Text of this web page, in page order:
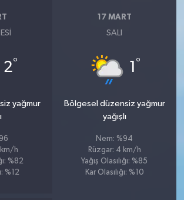
2°
yağmur
km/h
%82
%12
17 MART
SALI
1 °
Bölgesel düzensiz yağmur
yağışlı
Nem: %94
Rüzgar: 4 km/h
Yağış Olasılığı: %85
Kar Olasılığı: %10